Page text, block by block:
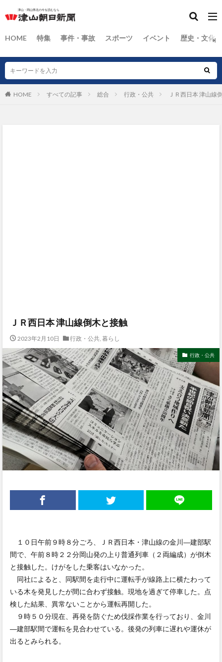
HOME 特集 事件・事故 スポーツ イベント 歴史・文化
HOME すべての記事 総合 行政・公共 ＪＲ西日本 津山線
ＪＲ西日本 津山線倒木と接触
2023年2月10日 行政・公共, 暮らし
行政・公共
１０日午前９時８分ごろ、ＪＲ西日本・津山線の金川―建部駅
間で、午前８時２２分岡山発の上り普通列車（２両編成）が倒木
と接触した。けがをした乗客はいなかった。
同社によると、同駅間を走行中に運転手が線路上に横たわって
いる木を発見したが間に合わず接触。現地を過ぎて停車した。点
検した結果、異常ないことから運転再開した。
９時５０分現在、再発を防ぐため伐採作業を行っており、金川
―建部駅間で運転を見合わせている。後発の列車に遅れや運休が
出るとみられる。